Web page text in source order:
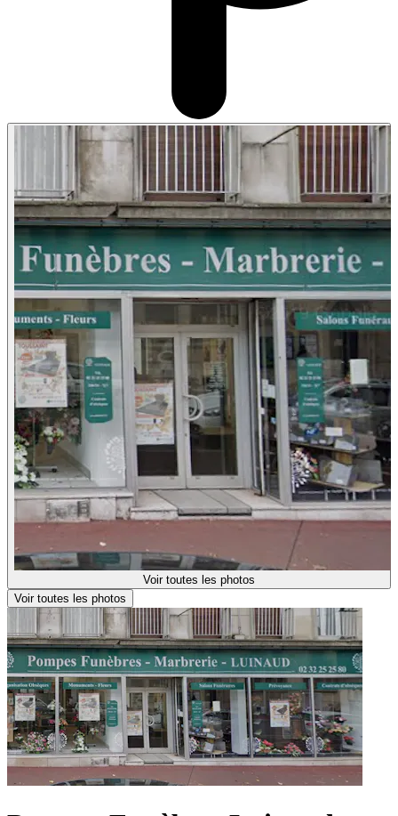
Voir toutes les photos
Voir toutes les photos